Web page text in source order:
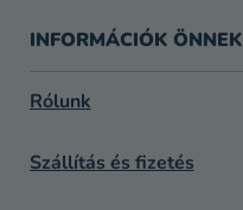
INFORMÁCIÓK ÖNNEK
Rólunk
Szállítás és fizetés